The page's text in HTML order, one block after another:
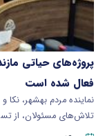
پروژه‌های حیاتی
فعال شده‌ است
نماینده مردم بهشهر، نکا
تلاش‌های مسئولان، از